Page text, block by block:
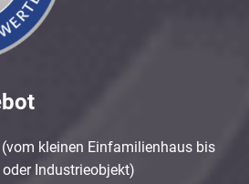
kleinen Einfamilienhaus bis
Industrieobjekt)